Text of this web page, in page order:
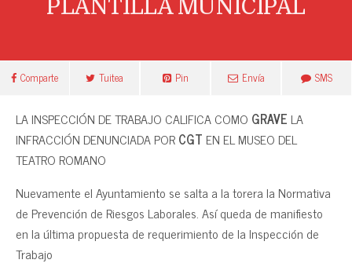
PLANTILLA MUNICIPAL
Comparte Tuitea Pin Envía SMS
LA INSPECCIÓN DE TRABAJO CALIFICA COMO GRAVE LA
INFRACCIÓN DENUNCIADA PORCGT EN EL MUSEO DEL
TEATRO ROMANO
Nuevamente el Ayuntamiento se salta a la torera la Normativa
de Prevención de Riesgos Laborales. Así queda de manifiesto
en la última propuesta de requerimiento de la Inspección de
Trabajo